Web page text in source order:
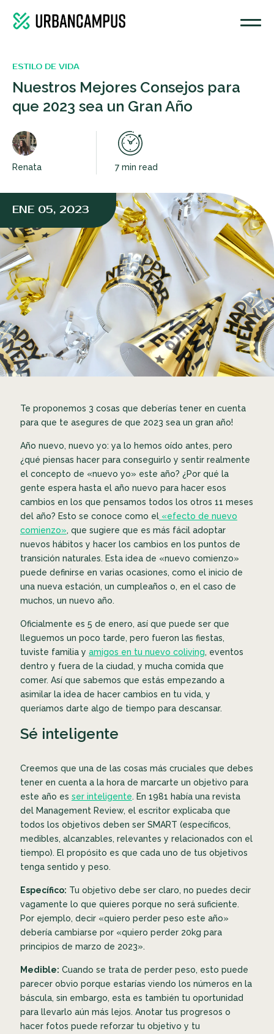
ENE 05, 2023
ESTILO DE VIDA
Nuestros Mejores Consejos para
que 2023 sea un Gran Año
Renata 7 min read
Te proponemos 3 cosas que deberías tener en cuenta
para que te asegures de que 2023 sea un gran año!
Año nuevo, nuevo yo: ya lo hemos oído antes, pero
¿qué piensas hacer para conseguirlo y sentir realmente
el concepto de «nuevo yo» este año? ¿Por qué la
gente espera hasta el año nuevo para hacer esos
cambios en los que pensamos todos los otros 11 meses
del año? Esto se conoce como el«efecto de nuevo
comienzo», que sugiere que es más fácil adoptar
nuevos hábitos y hacer los cambios en los puntos de
transición naturales. Esta idea de «nuevo comienzo»
puede definirse en varias ocasiones, como el inicio de
una nueva estación, un cumpleaños o, en el caso de
muchos, un nuevo año.
Oficialmente es 5 de enero, así que puede ser que
lleguemos un poco tarde, pero fueron las fiestas,
tuviste familia y amigos en tu nuevo coliving, eventos
dentro y fuera de la ciudad, y mucha comida que
comer. Así que sabemos que estás empezando a
asimilar la idea de hacer cambios en tu vida, y
queríamos darte algo de tiempo para descansar.
Sé inteligente
Creemos que una de las cosas más cruciales que debes
tener en cuenta a la hora de marcarte un objetivo para
este año es ser inteligente. En 1981 había una revista
del Management Review, el escritor explicaba que
todos los objetivos deben ser SMART (específicos,
medibles, alcanzables, relevantes y relacionados con el
tiempo). El propósito es que cada uno de tus objetivos
tenga sentido y peso.
Específico: Tu objetivo debe ser claro, no puedes decir
vagamente lo que quieres porque no será suficiente.
Por ejemplo, decir «quiero perder peso este año»
debería cambiarse por «quiero perder 20kg para
principios de marzo de 2023».
Medible: Cuando se trata de perder peso, esto puede
parecer obvio porque estarías viendo los números en la
báscula, sin embargo, esta es también tu oportunidad
para llevarlo aún más lejos. Anotar tus progresos o
hacer fotos puede reforzar tu objetivo y tu